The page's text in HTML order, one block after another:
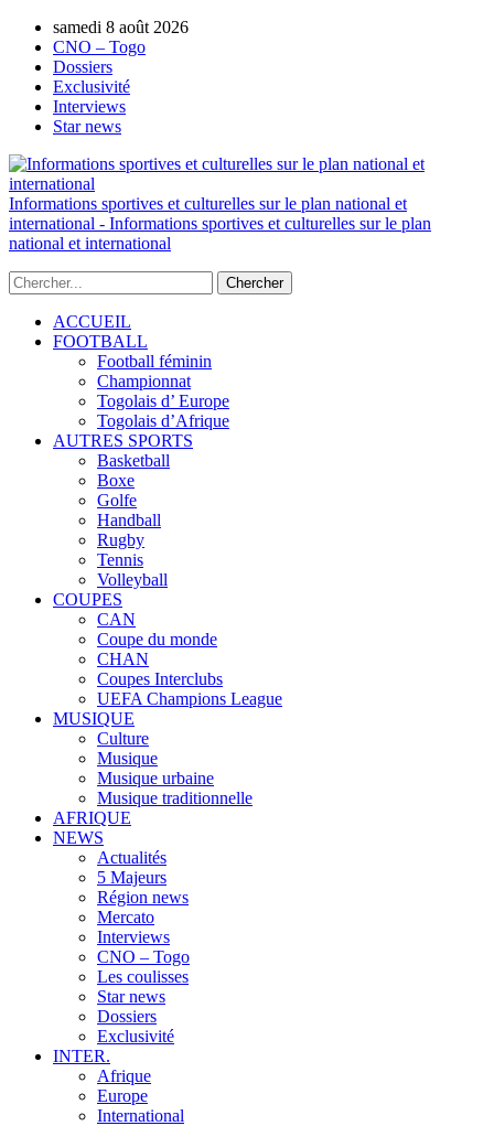
samedi 8 août 2026
CNO – Togo
Dossiers
Exclusivité
Interviews
Star news
Informations sportives et culturelles sur le plan national et
international - Informations sportives et culturelles sur le plan
national et international
ACCUEIL
FOOTBALL
Football féminin
Championnat
Togolais d’ Europe
Togolais d’Afrique
AUTRES SPORTS
Basketball
Boxe
Golfe
Handball
Rugby
Tennis
Volleyball
COUPES
CAN
Coupe du monde
CHAN
Coupes Interclubs
UEFA Champions League
MUSIQUE
Culture
Musique
Musique urbaine
Musique traditionnelle
AFRIQUE
NEWS
Actualités
5 Majeurs
Région news
Mercato
Interviews
CNO – Togo
Les coulisses
Star news
Dossiers
Exclusivité
INTER.
Afrique
Europe
International
AUTORISATION DE LA HAAC N°0134/